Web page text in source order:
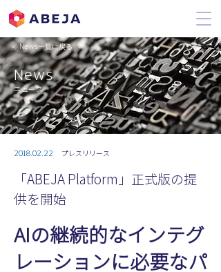
＜ News一覧に戻る
News
ニュース
2018.02.22 プレスリリース
「ABEJA Platform」正式版の提
供を開始
AIの継続的なインテグ
レーションに必要なパ